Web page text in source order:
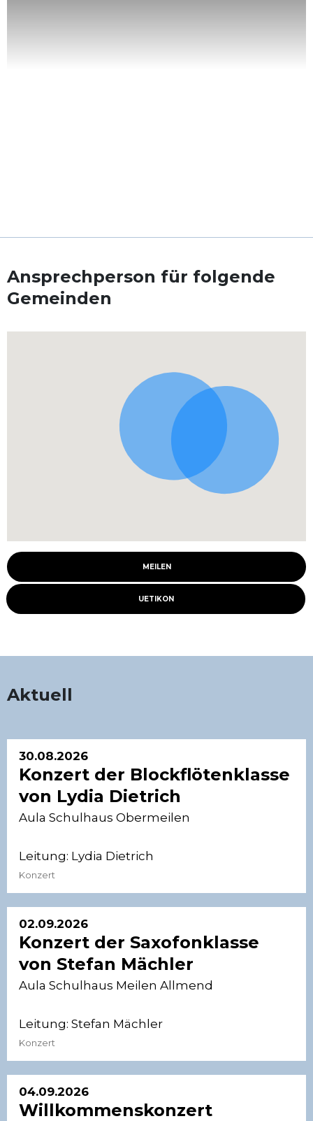
Ansprechperson für folgende
Gemeinden
MEILEN
UETIKON
Aktuell
30.08.2026
Konzert der Blockflötenklasse
von Lydia Dietrich
Aula Schulhaus Obermeilen
Leitung: Lydia Dietrich
Konzert
02.09.2026
Konzert der Saxofonklasse
von Stefan Mächler
Aula Schulhaus Meilen Allmend
Leitung: Stefan Mächler
Konzert
04.09.2026
Willkommenskonzert